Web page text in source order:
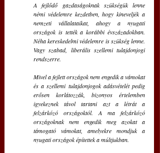
A fejlődő gazdaságoknak szükségük lenne
némi védelemre kezdetben, hogy kineveljék a
nemzeti vállalataikat, ahogy a nyugati
országok is tették a korábbi évszázadokban.
Néha kereskedelmi védelemre is szükség lenne.
Vagy szabad, liberális szellemi tulajdonjogi
rendszerre.
Mivel a fejlett országok nem engedik a vámokat
és a szellemi tulajdonjogok adásvételét pedig
erősen korlátozzák, bizonyos értelemben
igyekeznek távol tartani azt a létrát a
felzárkózó országoktól. A ma felzárkózó
országoknak nem engedik meg azokat a
támogató vámokat, amelyekre mondjuk a
nyugati országok építettek a múltjukban.